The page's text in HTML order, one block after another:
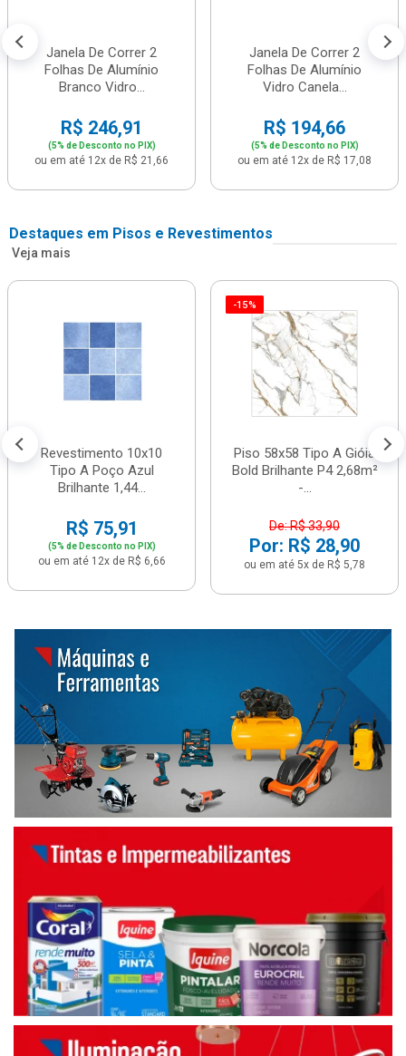
Janela De Correr 2
Folhas De Alumínio
Branco Vidro...
R$ 246,91
(5% de Desconto no PIX)
ou em até 12x de R$ 21,66
Janela De Correr 2
Folhas De Alumínio
Vidro Canela...
R$ 194,66
(5% de Desconto no PIX)
ou em até 12x de R$ 17,08
Destaques em Pisos e Revestimentos
Veja mais
Revestimento 10x10
Tipo A Poço Azul
Brilhante 1,44...
R$ 75,91
(5% de Desconto no PIX)
ou em até 12x de R$ 6,66
-15%
Piso 58x58 Tipo A Gióia
Bold Brilhante P4 2,68m²
-...
De: R$ 33,90
Por: R$ 28,90
ou em até 5x de R$ 5,78